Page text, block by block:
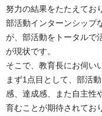
努力の結果をたたえてお
部活動インターンシップ
が、部活動をトータルで
が現状です。
そこで、教育長にお伺い
まず1点目として、部活
感、達成感、また自主性
育むことが期待されてお